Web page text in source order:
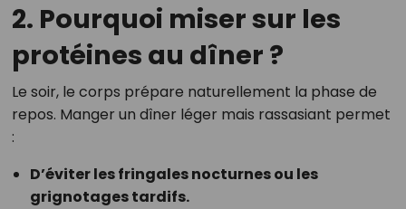
2. Pourquoi miser sur les
protéines au dîner ?
Le soir, le corps prépare naturellement la phase de
repos. Manger un dîner léger mais rassasiant permet
:
D’éviter les fringales nocturnes ou les
grignotages tardifs.